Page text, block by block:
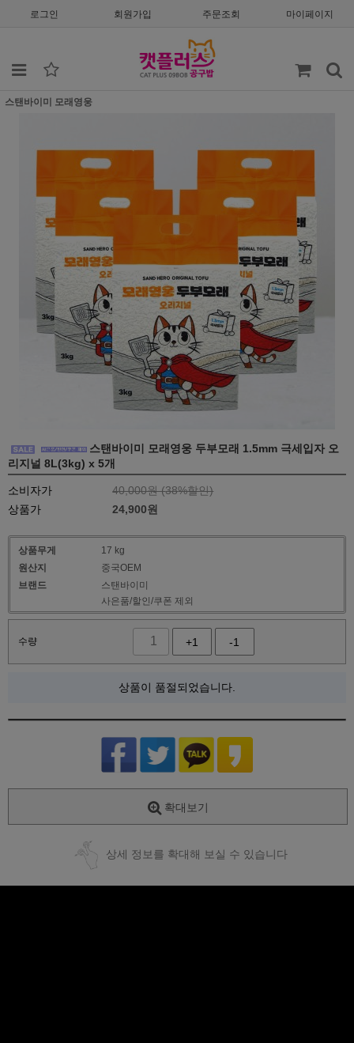
로그인 회원가입 주문조회 마이페이지
스탠바이미 모래영웅
스탠바이미 모래영웅 두부모래 1.5mm 극세입자 오
리지널 8L(3kg) x 5개
소비자가 40,000원 (38%할인)
상품가
24,900원
상품무게
17 kg
원산지
중국OEM
브랜드
스탠바이미
사은품/할인/쿠폰 제외
수량 +1 -1
상품이 품절되었습니다.
확대보기
상세 정보를 확대해 보실 수 있습니다